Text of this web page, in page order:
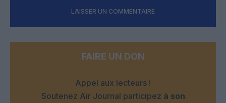
LAISSER UN COMMENTAIRE
FAIRE UN DON
Appel aux lecteurs !
Soutenez Air Journal participez à son